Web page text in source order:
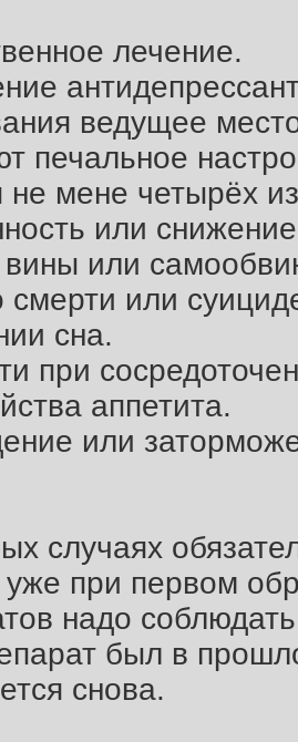
лечение.
ведущее
печальное
не мене четырёх
или
вины или
или
сна.
при
аппетита.
или
случаях
уже при первом
надо
был в
снова.